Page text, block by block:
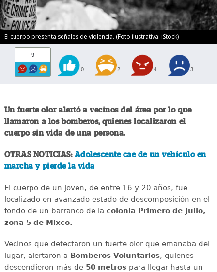
El cuerpo presenta señales de violencia. (Foto ilustrativa: iStock)
9
0 2 4 3
Un fuerte olor alertó a vecinos del área por lo que
llamaron a los bomberos, quienes localizaron el
cuerpo sin vida de una persona.
OTRAS NOTICIAS: Adolescente cae de un vehículo en
marcha y pierde la vida
El cuerpo de un joven, de entre 16 y 20 años, fue
localizado en avanzado estado de descomposición en el
fondo de un barranco de la colonia Primero de Julio,
zona 5 de Mixco.
Vecinos que detectaron un fuerte olor que emanaba del
lugar, alertaron a Bomberos Voluntarios, quienes
descendieron más de 50 metrospara llegar hasta un